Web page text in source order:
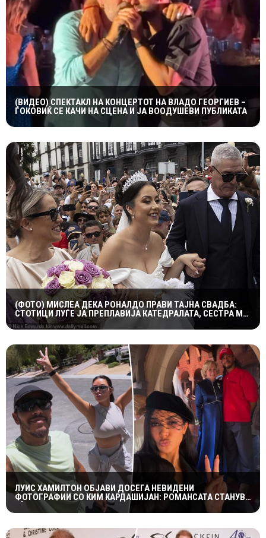
(ВИДЕО) СПЕКТАКЛ НА КОНЦЕРТОТ НА ВЛАДО ГЕОРГИЕВ –
ЃОКОВИЌ СЕ КАЧИ НА СЦЕНА И ЈА ВООДУШЕВИ ПУБЛИКАТА
(ФОТО) МИСЛЕА ДЕКА РОНАЛДО ПРАВИ ТАЈНА СВАДБА:
СТОТИЦИ ЛУЃЕ ЈА ПРЕПЛАВИЈА КАТЕДРАЛАТА, СЕСТРА МУ
ОСТРО РЕАГИРАШЕ
ЛУИС ХАМИЛТОН ОБЈАВИ ДОСЕГА НЕВИДЕНИ
ФОТОГРАФИИ СО КИМ КАРДАШИЈАН: РОМАНСАТА СТАНУВА
СÈ ПОСЕРИОЗНА